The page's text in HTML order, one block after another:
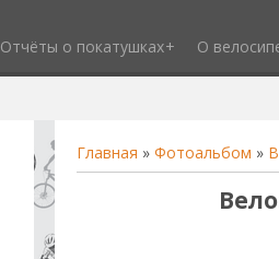
Отчёты о покатушках О
Главная » Фотоальбом »